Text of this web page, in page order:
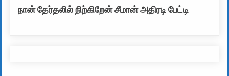
நான் தேர்தலில் நிற்கிறேன் சீமான் அதிரடி பேட்டி